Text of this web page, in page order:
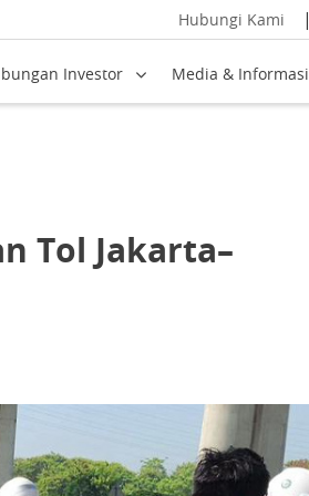
Hubungi Kami |
Investor Media & Informasi
Tol Jakarta–